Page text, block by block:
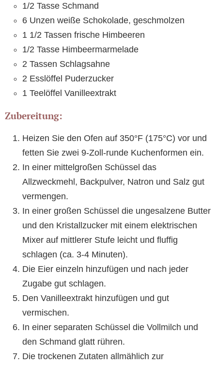
1/2 Tasse Schmand
6 Unzen weiße Schokolade, geschmolzen
1 1/2 Tassen frische Himbeeren
1/2 Tasse Himbeermarmelade
2 Tassen Schlagsahne
2 Esslöffel Puderzucker
1 Teelöffel Vanilleextrakt
Zubereitung:
Heizen Sie den Ofen auf 350°F (175°C) vor und
fetten Sie zwei 9-Zoll-runde Kuchenformen ein.
In einer mittelgroßen Schüssel das
Allzweckmehl, Backpulver, Natron und Salz gut
vermengen.
In einer großen Schüssel die ungesalzene Butter
und den Kristallzucker mit einem elektrischen
Mixer auf mittlerer Stufe leicht und fluffig
schlagen (ca. 3-4 Minuten).
Die Eier einzeln hinzufügen und nach jeder
Zugabe gut schlagen.
Den Vanilleextrakt hinzufügen und gut
vermischen.
In einer separaten Schüssel die Vollmilch und
den Schmand glatt rühren.
Die trockenen Zutaten allmählich zur